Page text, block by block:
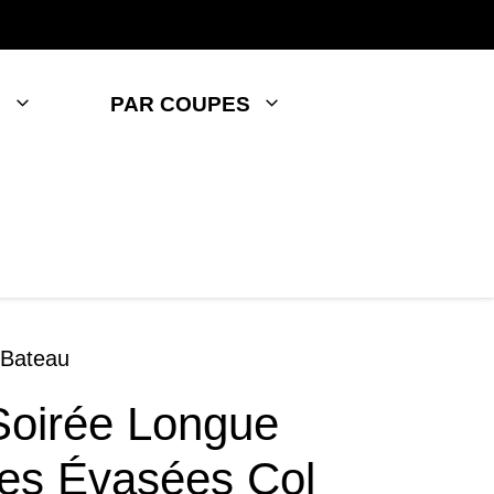
PAR COUPES
Longue
Évasées Col